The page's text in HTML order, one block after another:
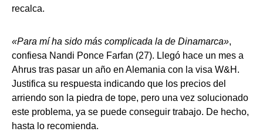
recalca.
«Para mí ha sido más complicada la de Dinamarca»,
confiesa Nandi Ponce Farfan (27). Llegó hace un mes a
Ahrus tras pasar un año en Alemania con la visa W&H.
Justifica su respuesta indicando que los precios del
arriendo son la piedra de tope, pero una vez solucionado
este problema, ya se puede conseguir trabajo. De hecho,
hasta lo recomienda.